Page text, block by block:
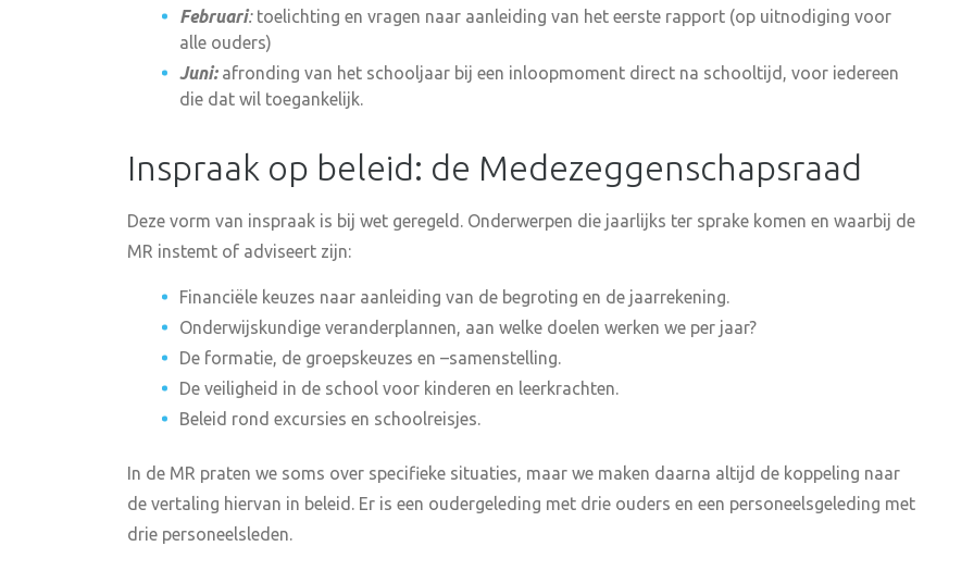
Februari:toelichting en vragen naar aanleiding van het eerste rapport (op uitnodiging voor
alle ouders)
Juni:afronding van het schooljaar bij een inloopmoment direct na schooltijd, voor iedereen
die dat wil toegankelijk.
Inspraak op beleid: de Medezeggenschapsraad
Deze vorm van inspraak is bij wet geregeld. Onderwerpen die jaarlijks ter sprake komen en waarbij de
MR instemt of adviseert zijn:
Financiële keuzes naar aanleiding van de begroting en de jaarrekening.
Onderwijskundige veranderplannen, aan welke doelen werken we per jaar?
De formatie, de groepskeuzes en –samenstelling.
De veiligheid in de school voor kinderen en leerkrachten.
Beleid rond excursies en schoolreisjes.
In de MR praten we soms over specifieke situaties, maar we maken daarna altijd de koppeling naar
de vertaling hiervan in beleid. Er is een oudergeleding met drie ouders en een personeelsgeleding met
drie personeelsleden.